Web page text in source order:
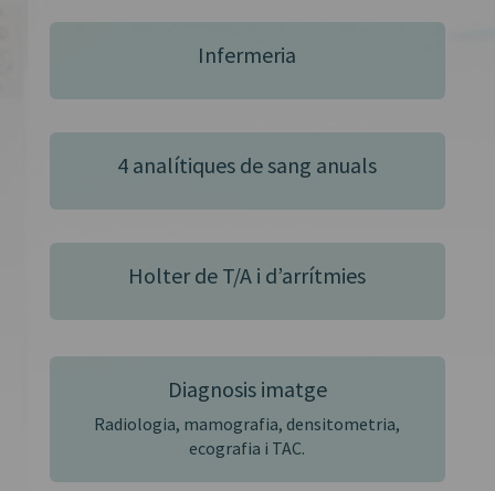
Infermeria
4 analítiques de sang anuals
Holter de T/A i d’arrítmies
Diagnosis imatge
Radiologia, mamografia, densitometria,
ecografia i TAC.